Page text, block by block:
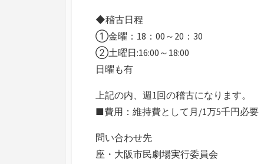
◆稽古日程
①金曜：18：00～20：30
②土曜日:16:00～18:00
日曜も有
上記の内、週1回の稽古になります。
■費用：維持費として月/1万5千円必要
問い合わせ先
座・大阪市民劇場実行委員会